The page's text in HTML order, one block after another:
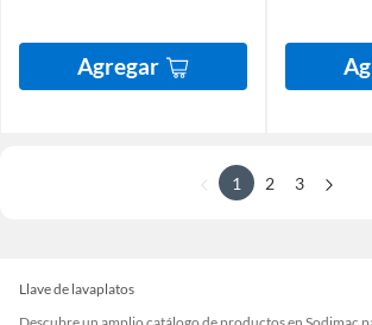
Agregar
1 2 3
Llave de lavaplatos